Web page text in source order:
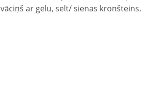
vāciņš ar gelu, selt/ sienas kronšteins.